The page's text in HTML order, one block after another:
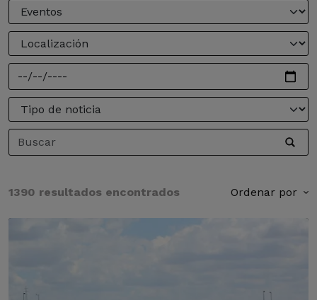
1390 resultados encontrados Ordenar por